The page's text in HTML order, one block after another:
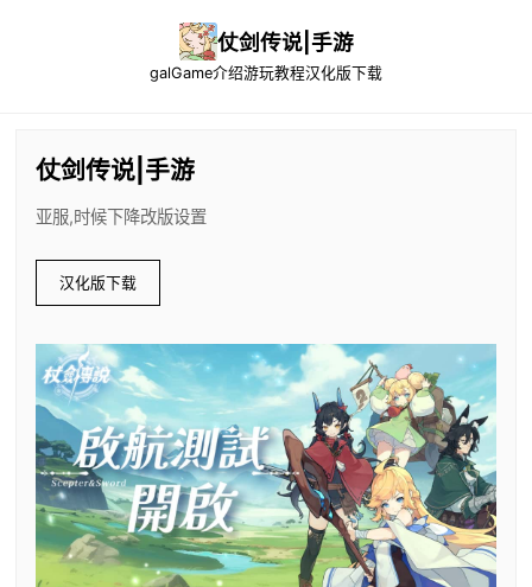
仗剑传说|手游
galGame介绍游玩教程汉化版下载
仗剑传说|手游
亚服,时候下降改版设置
汉化版下载